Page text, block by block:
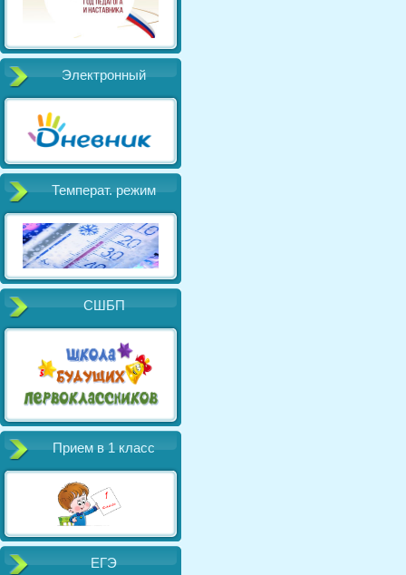
Электронный
Температ. режим
СШБП
Прием в 1 класс
ЕГЭ